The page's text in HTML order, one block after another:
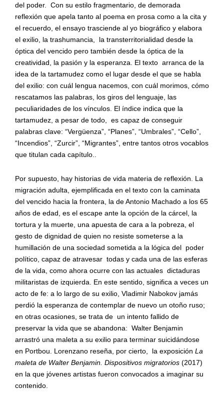
del poder. Con su estilo fragmentario, de demorada
reflexión que apela tanto al poema en prosa como a la cita y
el recuerdo, el ensayo trasciende al yo biográfico y elabora
el exilio, la trashumancia, la transterritorialidad desde la
óptica del vencido pero también desde la óptica de la
creatividad, la pasión y la esperanza. El texto arranca de la
idea de la tartamudez como el lugar desde el que se habla
del exilio: con cuál lengua nacemos, con cuál morimos, cómo
rescatamos las palabras, los giros del lenguaje, las
peculiaridades de los vínculos. El índice indica que la
tartamudez, a pesar de todo, es capaz de conseguir
palabras clave: “Vergüenza”, “Planes”, “Umbrales”, “Cello”,
“Incendios”, “Zurcir”, “Migrantes”, entre tantos otros vocablos
que titulan cada capítulo..
Por supuesto, hay historias de vida materia de reflexión. La
migración adulta, ejemplificada en el texto con la caminata
del vencido hacia la frontera, la de Antonio Machado a los 65
años de edad, es el escape ante la opción de la cárcel, la
tortura y la muerte, una apuesta de cara a la pobreza, el
gesto de dignidad de quien no resiste someterse a la
humillación de una sociedad sometida a la lógica del poder
político, capaz de atravesar todas y cada una de las esferas
de la vida, como ahora ocurre con las actuales dictaduras
militaristas de izquierda. En este sentido, significa a veces un
acto de fe: a lo largo de su exilio, Vladimir Nabokov jamás
perdió la esperanza de contemplar de nuevo un otoño ruso;
en otras ocasiones, se trata de un intento fallido de
preservar la vida que se abandona: Walter Benjamin
arrastró una maleta a su exilio para terminar suicidándose
en Portbou. Lorenzano reseña, por cierto, la exposición La
maleta de Walter Benjamin. Dispositivos migratorios (2017)
en la que jóvenes artistas fueron convocados a imaginar su
contenido.